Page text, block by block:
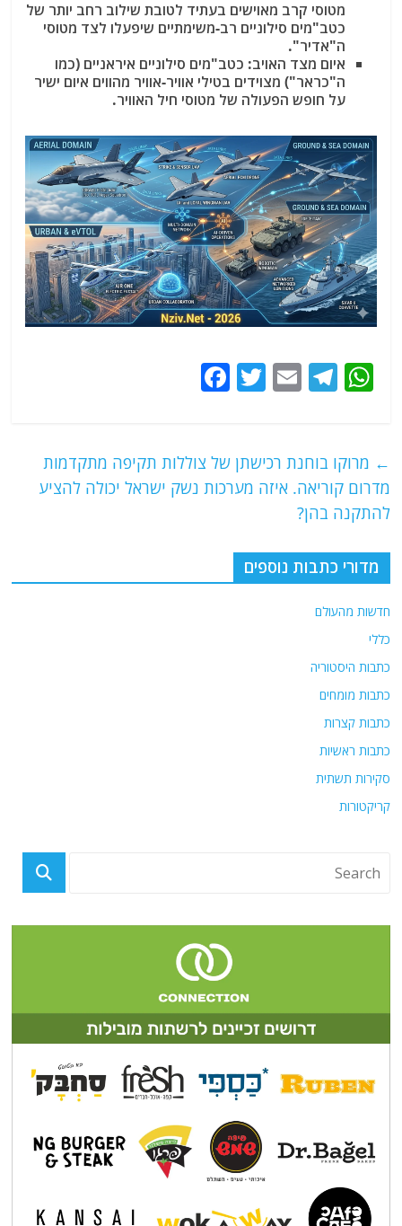
מטוסי קרב מאוישים בעתיד לטובת שילוב רחב יותר של
כטב"מים סילוניים רב-משימתיים שיפעלו לצד מטוסי
ה"אדיר".
איום מצד האויב: כטב"מים סילוניים איראניים (כמו
ה"כראר") מצוידים בטילי אוויר-אוויר מהווים איום ישיר
על חופש הפעולה של מטוסי חיל האוויר.
W
s
A
p
p
T
g
ra
m
E
l
T
er
e
b
k
← מרוקו בוחנת רכישתן של צוללות תקיפה מתקדמות
מדרום קוריאה. איזה מערכות נשק ישראל יכולה להציע
להתקנה בהן?
מדורי כתבות נוספים
חדשות מהעולם
כללי
כתבות היסטוריה
כתבות מומחים
כתבות קצרות
כתבות ראשיות
סקירות תשתית
קריקטורות